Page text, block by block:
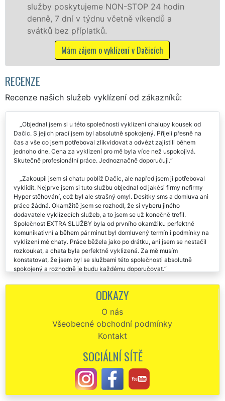
NON-STOP 24 hodin
včetně víkendů a
o vyklízení v Dačicích
STOP bez dalších
RECENZE
Recenze našich služeb vyklízení od zákazníků:
Objednal jsem si u této společnosti vyklizení chalupy kousek od
Dačic. S jejich prací jsem byl absolutně spokojený. Přijeli přesně na
čas a vše co jsem potřeboval zlikvidovat a odvézt zajistili během
jednoho dne. Cena za vyklizení pro mě byla více než uspokojivá.
Skutečně profesionální práce. Jednoznačně doporučuji.
Zakoupil jsem si chatu poblíž Dačic, ale napřed jsem ji potřeboval
vyklidit. Nejprve jsem si tuto službu objednal od jakési firmy nefirmy
Hyper stěhování, což byl ale strašný omyl. Desítky sms a domluva ani
práce žádná. Okamžitě jsem se rozhodl, že si vyberu jiného
dodavatele vyklízecích služeb, a to jsem se už konečně trefil.
Společnost EXTRA SLUŽBY byla od prvního okamžiku perfektně
komunikativní a během pár minut byl domluvený termín i podmínky na
vyklizení mé chaty. Práce běžela jako po drátku, ani jsem se nestačil
rozkoukat, a chata byla perfektně vyklizená. Za mě musím
konstatovat, že jsem byl se službami této společnosti absolutně
spokojený a rozhodně je budu každému doporučovat.
Naprostá spokojenost s vyklizením chaty v Dačicích. Doporučuji
Spolehliví, přesní, dochvilní a pracovití. To je přesná identifikace
pracovníků společnosti EXTRA VYKLÍZENÍ. Před dvěma dny mi v
Dačicích zajišťovali vyklizení mé chalupy a pozemků okolo ní od
všemožného nepořádku a harampádí. Stoprocentní a spolehlivá práce,
kterou musím ocenit a pochválit. Bezpodmínečně nejlepší vyklízecí
práce, které jsem prozatím zažil. Rozhodně doporučuji každému.
Děkuju vám moc za včerejší vyklízení mé chaty v Dačicích. Je
radost s vámi spolupracovat. Určitě vás ještě někdy využiju.
ODKAZY
O nás
Všeobecné obchodní podmínky
Kontakt
SOCIÁLNÍ SÍTĚ